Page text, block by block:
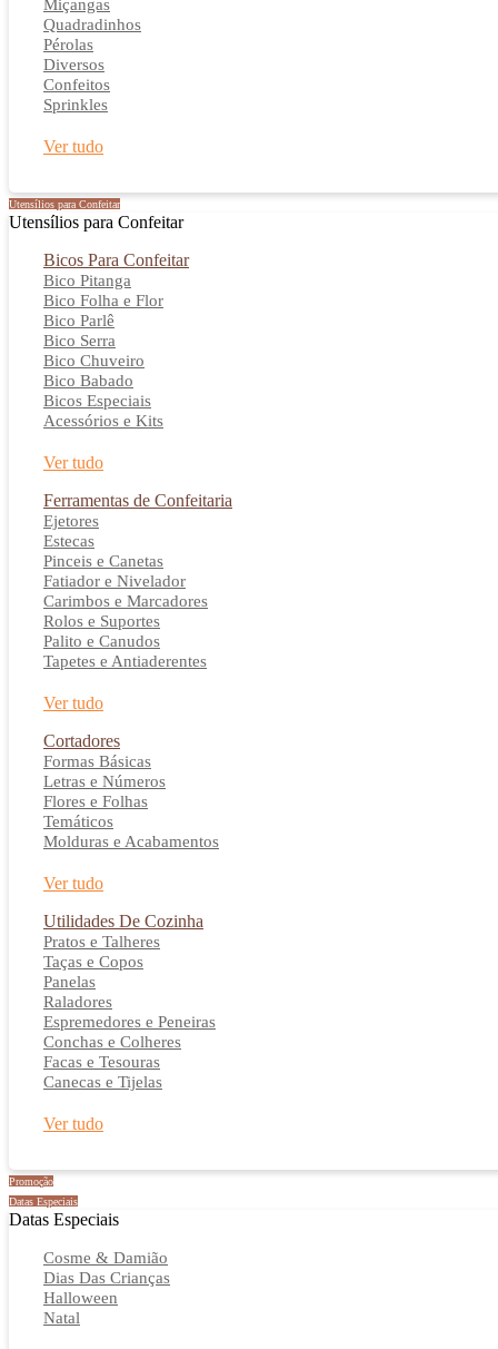
Miçangas
Quadradinhos
Pérolas
Diversos
Confeitos
Sprinkles
Ver tudo
Utensílios para Confeitar
Utensílios para Confeitar
Bicos Para Confeitar
Bico Pitanga
Bico Folha e Flor
Bico Parlê
Bico Serra
Bico Chuveiro
Bico Babado
Bicos Especiais
Acessórios e Kits
Ver tudo
Ferramentas de Confeitaria
Ejetores
Estecas
Pinceis e Canetas
Fatiador e Nivelador
Carimbos e Marcadores
Rolos e Suportes
Palito e Canudos
Tapetes e Antiaderentes
Ver tudo
Cortadores
Formas Básicas
Letras e Números
Flores e Folhas
Temáticos
Molduras e Acabamentos
Ver tudo
Utilidades De Cozinha
Pratos e Talheres
Taças e Copos
Panelas
Raladores
Espremedores e Peneiras
Conchas e Colheres
Facas e Tesouras
Canecas e Tijelas
Ver tudo
Promoção
Datas Especiais
Datas Especiais
Cosme & Damião
Dias Das Crianças
Halloween
Natal